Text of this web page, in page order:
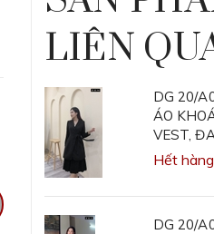
LIÊN
DG 20/
ÁO
VEST,
Hết hàng
DG 20/